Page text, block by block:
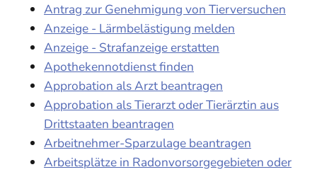
Antrag zur Genehmigung von Tierversuchen
Anzeige - Lärmbelästigung melden
Anzeige - Strafanzeige erstatten
Apothekennotdienst finden
Approbation als Arzt beantragen
Approbation als Tierarzt oder Tierärztin aus
Drittstaaten beantragen
Arbeitnehmer-Sparzulage beantragen
Arbeitsplätze in Radonvorsorgegebieten oder